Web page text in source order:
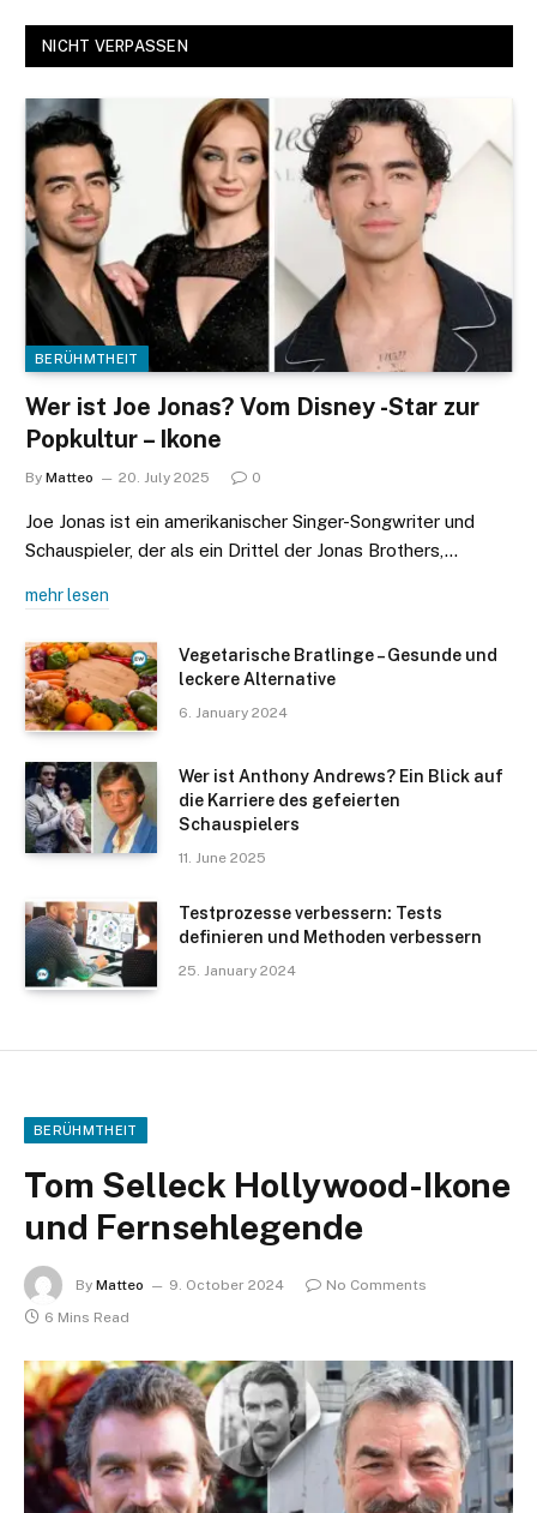
NICHT VERPASSEN
BERÜHMTHEIT
Wer ist Joe Jonas? Vom Disney -Star zur
Popkultur – Ikone
By Matteo 20. July 2025 0
Joe Jonas ist ein amerikanischer Singer-Songwriter und
Schauspieler, der als ein Drittel der Jonas Brothers,…
mehr lesen
Vegetarische Bratlinge – Gesunde und
leckere Alternative
6. January 2024
Wer ist Anthony Andrews? Ein Blick auf
die Karriere des gefeierten
Schauspielers
11. June 2025
Testprozesse verbessern: Tests
definieren und Methoden verbessern
25. January 2024
BERÜHMTHEIT
Tom Selleck Hollywood-Ikone
und Fernsehlegende
By Matteo 9. October 2024
No Comments
6 Mins Read